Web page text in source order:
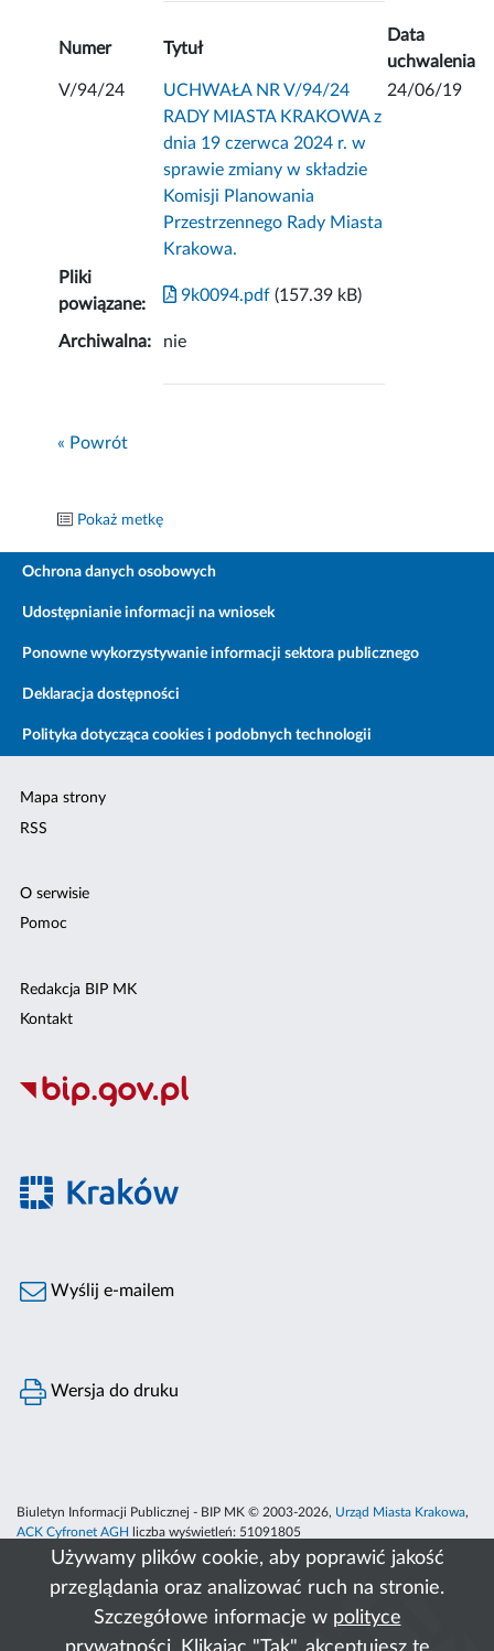
Używamy plików cookie, aby poprawić jakość
przeglądania oraz analizować ruch na stronie.
Szczegółowe informacje w polityce
Numer Tytuł
Data
uchwalenia
V/94/24
UCHWAŁA NR V/94/24
RADY MIASTA KRAKOWA z
dnia 19 czerwca 2024 r. w
sprawie zmiany w składzie
Komisji Planowania
Przestrzennego Rady Miasta
Krakowa.
24/06/19
Pliki
powiązane:
9k0094.pdf (157.39 kB)
Archiwalna: nie
« Powrót
Pokaż metkę
Ochrona danych osobowych
Udostępnianie informacji na wniosek
Ponowne wykorzystywanie informacji sektora publicznego
Deklaracja dostępności
Polityka dotycząca cookies i podobnych technologii
Mapa strony
RSS
O serwisie
Pomoc
Redakcja BIP MK
Kontakt
Wyślij e-mailem
Wersja do druku
Biuletyn Informacji Publicznej - BIP MK © 2003-2026, Urząd Miasta Krakowa,
ACK Cyfronet AGH
liczba wyświetleń: 51091805